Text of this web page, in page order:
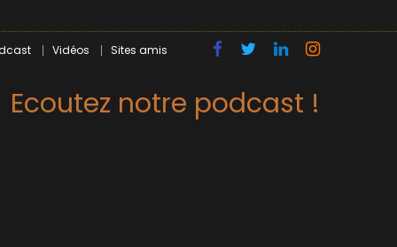
Vidéos Sites amis
Ecoutez notre podcast !